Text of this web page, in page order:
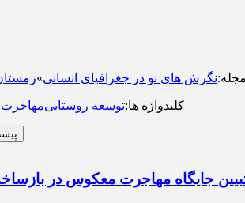
مجله:نگرش های نو در جغرافیای انسانی»زمستان 1395 -
کلیدواژه ها:توسعه روستایی
جایگاه مهاجرت معکوس در